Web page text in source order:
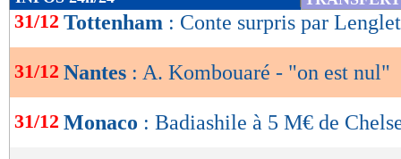
de
OK
31/12 Tottenham : Conte surpris par Lenglet
31/12 Nantes : A. Kombouaré - "on est nul"
31/12 Monaco : Badiashile à 5 M€ de